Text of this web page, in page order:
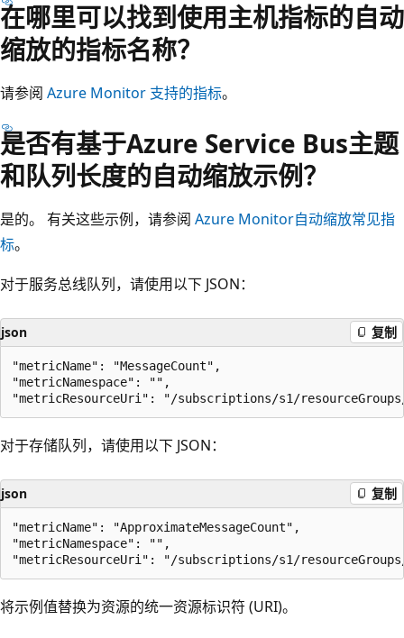
在哪里可以找到使用主机指标的自动
缩放的指标名称？
请参阅 Azure Monitor 支持的指标。
是否有基于Azure Service Bus主题
和队列长度的自动缩放示例？
是的。 有关这些示例，请参阅 Azure Monitor自动缩放常见指
标。
对于服务总线队列，请使用以下 JSON：
json 复制
"metricName": "MessageCount",
"metricNamespace": "",
对于存储队列，请使用以下 JSON：
json 复制
"metricName": "ApproximateMessageCount",
"metricNamespace": "",
将示例值替换为资源的统一资源标识符 (URI)。